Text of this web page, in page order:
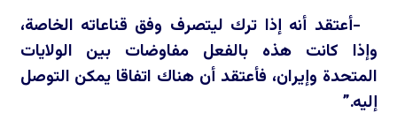
-أعتقد أنه إذا ترك ليتصرف وفق قناعاته الخاصة،
وإذا كانت هذه بالفعل مفاوضات بين الولايات
المتحدة وإيران، فأعتقد أن هناك اتفاقا يمكن التوصل
إليه.”